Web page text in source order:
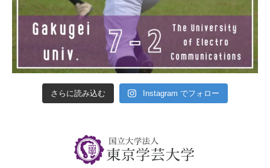
さらに読み込む Instagram でフォロー